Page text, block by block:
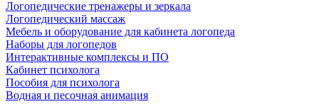
Логопедические тренажеры и зеркала
Логопедический массаж
Мебель и оборудование для кабинета логопеда
Наборы для логопедов
Интерактивные комплексы и ПО
Кабинет психолога
Пособия для психолога
Водная и песочная анимация